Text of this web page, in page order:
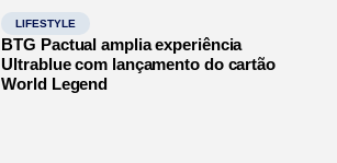
LIFESTYLE
BTG Pactual amplia experiência
Ultrablue com lançamento do cartão
World Legend